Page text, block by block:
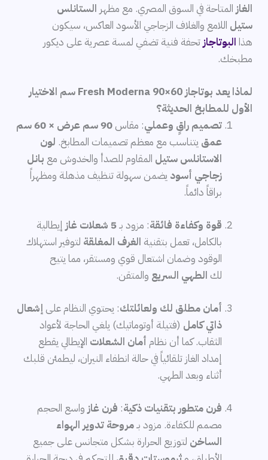
الغاز المتاحة في السوق المصري. مع مظهر الستانلس
ستيل اللامع والغلاف الزجاجي الأسود العاكس، سيكون
هذا البوتاجاز تحفة فنية تضفي لمسة عصرية على ديكور
مطبخك.
لماذا يعد بوتاجاز Fresh Moderna 90×60 سم الاختيار
الأول للمطابخ الحديثة؟
تصميم راقٍ وعملي: مقاس
90 سم عرض × 60 سم
عمق يتناسب مع معظم تصميمات المطابخ. لون
الاستانلس ستيل المقاوم للصدأ والخدوش مع بانل
زجاجي أسود يضمن سهولة تنظيف مذهلة ومظهراً
براقاً دائماً.
قوة وكفاءة فائقة: مزود بـ5 شعلات غاز
إيطالية
بالكامل، تعمل بتقنية الغرف المغلقة لتوفير استهلاك
الوقود وضمان اشتعال قوي ومستقر، مما يتيح
لك الطهي السريع والمتقن.
أمان مطلق لك ولعائلتك: يحتوي النظام علىإشعال
ذاتي كامل (فتيلة أوتوماتيك) يلغي الحاجة لأعواد
الثقاب. كما أن نظام أمان الشعلات الإيطالي يقطع
إمداد الغاز تلقائياً في حالة انطفاء النيران، ليطمئن قلبك
أثناء وبعد الطهي.
فرن متطور بتقنيات ذكية: فرن غازواسع الحجم
مصمم للكفاءة. مزود بـمروحة تدوير الهواء
الساخن لتوزيع الحرارة بشكل متجانس على جميع